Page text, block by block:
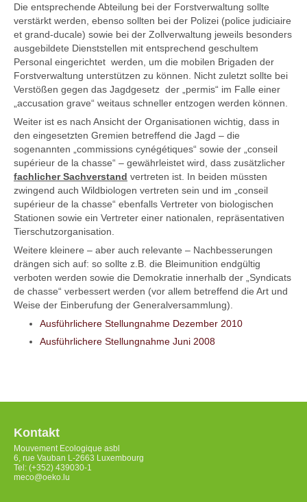
Die entsprechende Abteilung bei der Forstverwaltung sollte
verstärkt werden, ebenso sollten bei der Polizei (police judiciaire
et grand-ducale) sowie bei der Zollverwaltung jeweils besonders
ausgebildete Dienststellen mit entsprechend geschultem
Personal eingerichtet werden, um die mobilen Brigaden der
Forstverwaltung unterstützen zu können. Nicht zuletzt sollte bei
Verstößen gegen das Jagdgesetz der „permis“ im Falle einer
„accusation grave“ weitaus schneller entzogen werden können.
Weiter ist es nach Ansicht der Organisationen wichtig, dass in
den eingesetzten Gremien betreffend die Jagd – die
sogenannten „commissions cynégétiques“ sowie der „conseil
supérieur de la chasse“ – gewährleistet wird, dass zusätzlicher
fachlicher Sachverstand vertreten ist. In beiden müssten
zwingend auch Wildbiologen vertreten sein und im „conseil
supérieur de la chasse“ ebenfalls Vertreter von biologischen
Stationen sowie ein Vertreter einer nationalen, repräsentativen
Tierschutzorganisation.
Weitere kleinere – aber auch relevante – Nachbesserungen
drängen sich auf: so sollte z.B. die Bleimunition endgültig
verboten werden sowie die Demokratie innerhalb der „Syndicats
de chasse“ verbessert werden (vor allem betreffend die Art und
Weise der Einberufung der Generalversammlung).
Ausführlichere Stellungnahme Dezember 2010
Ausführlichere Stellungnahme Juni 2008
Kontakt
Mouvement Ecologique asbl
6, rue Vauban L-2663 Luxembourg
Tel: (+352) 439030-1
meco@oeko.lu